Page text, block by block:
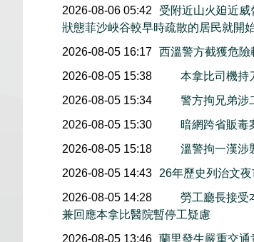
2026-08-06 05:42
受附近山火廹近
狀態菲沙峽谷較早時疏散的居民就開
2026-08-05 16:17 西溫警方截獲危
2026-08-05 15:38
本拿比司機持
2026-08-05 15:34
警方拘兄弟涉
2026-08-05 15:30
暗網跨省販
2026-08-05 15:18
溫警拘一漢涉
2026-08-05 14:43
26年歷史列治文
2026-08-05 14:28
勞工廳長接受
兼回應本拿比醫院暫停工疑慮
2026-08-05 13:46 蘭里發生嚴重交通